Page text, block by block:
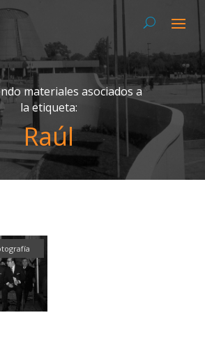
materiales asociados a
la etiqueta:
Raúl